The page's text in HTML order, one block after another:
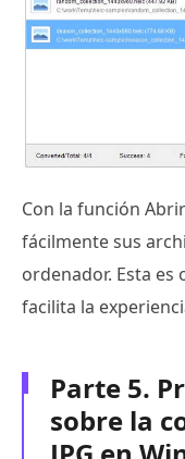
Con la función
fácilmente sus
ordenador. Esta
facilita la
Parte 5.
sobre la